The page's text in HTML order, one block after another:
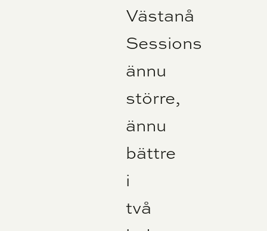
Västanå
Sessions
ännu
större,
ännu
bättre
i
två